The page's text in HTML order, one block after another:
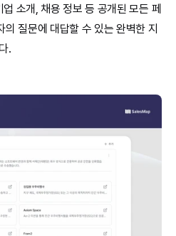
소개, 채용 정보 등 공개된 모든 페
질문에 대답할 수 있는 완벽한 지
.